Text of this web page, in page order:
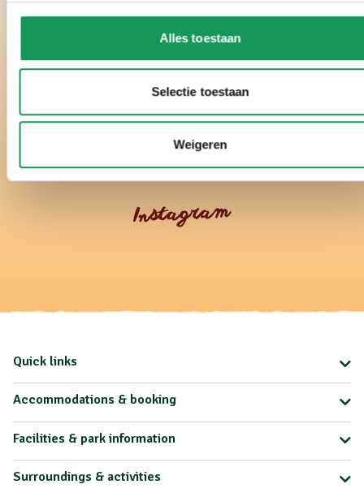
Alles toestaan
Selectie toestaan
Weigeren
Instagram
Quick links
Accommodations & booking
Facilities & park information
Surroundings & activities